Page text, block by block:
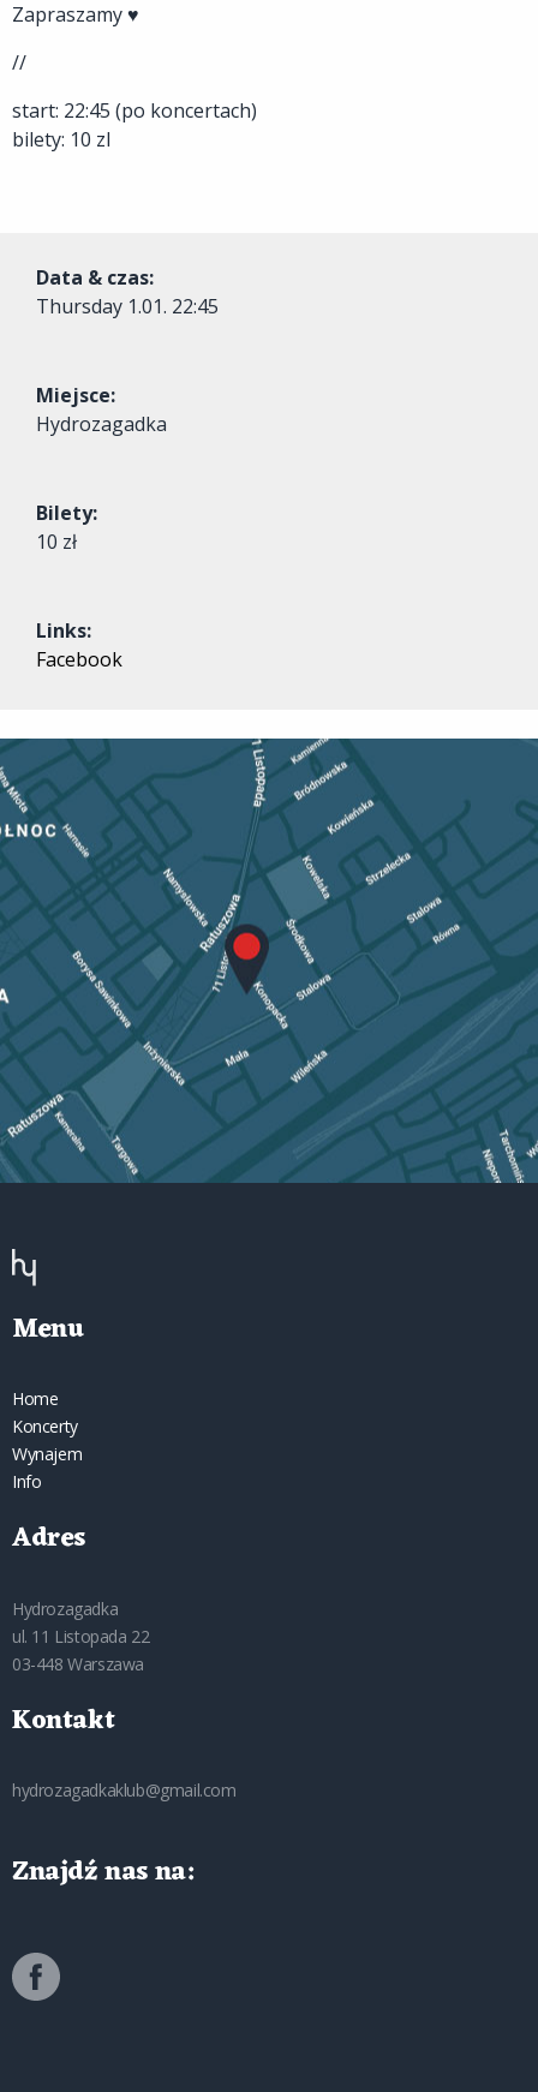
Zapraszamy ♥
//
start: 22:45 (po koncertach)
bilety: 10 zl
Data & czas:
Thursday 1.01. 22:45
Miejsce:
Hydrozagadka
Bilety:
10 zł
Links:
Facebook
Menu
Home
Koncerty
Wynajem
Info
Adres
Hydrozagadka
ul. 11 Listopada 22
03-448 Warszawa
Kontakt
hydrozagadkaklub@gmail.com
Znajdź nas na: